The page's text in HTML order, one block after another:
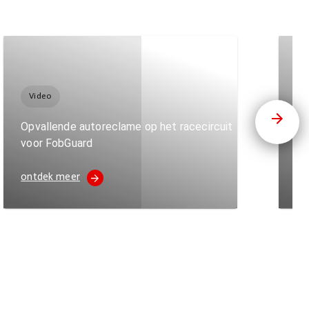
Video
Opvallende autoreclame op het racecircuit
voor FobGuard
ontdek meer